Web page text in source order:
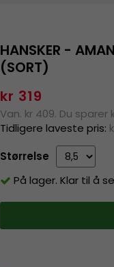
HANSKER -
(SORT)
kr 319
Van. kr 409. Du sparer
Tidligere laveste pris:
Størrelse
På lager. Klar til å